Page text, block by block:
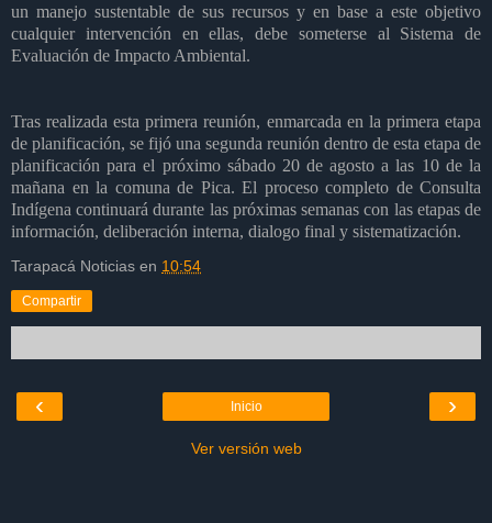
un manejo sustentable de sus recursos y en base a este objetivo
cualquier intervención en ellas, debe someterse al Sistema de
Evaluación de Impacto Ambiental.
Tras realizada esta primera reunión, enmarcada en la primera etapa
de planificación, se fijó una segunda reunión dentro de esta etapa de
planificación para el próximo sábado 20 de agosto a las 10 de la
mañana en la comuna de Pica. El proceso completo de Consulta
Indígena continuará durante las próximas semanas con las etapas de
información, deliberación interna, dialogo final y sistematización.
Tarapacá Noticias en 10:54
Compartir
‹ ›
Inicio
Ver versión web